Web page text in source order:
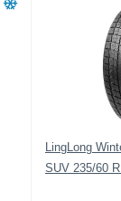
LingLong
SUV 235/60